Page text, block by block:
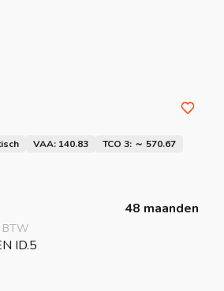
VAA: 140.83
TCO 3: ～ 570.67
48 maanden
BTW